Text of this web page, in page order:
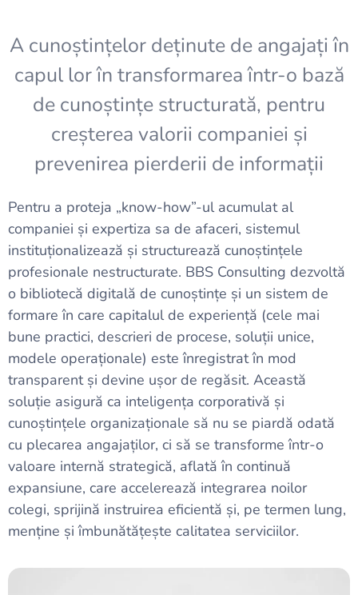
A cunoștințelor deținute de angajați în
capul lor în transformarea într-o bază
de cunoștințe structurată, pentru
creșterea valorii companiei și
prevenirea pierderii de informații
Pentru a proteja „know-how”-ul acumulat al
companiei și expertiza sa de afaceri, sistemul
instituționalizează și structurează cunoștințele
profesionale nestructurate. BBS Consulting dezvoltă
o bibliotecă digitală de cunoștințe și un sistem de
formare în care capitalul de experiență (cele mai
bune practici, descrieri de procese, soluții unice,
modele operaționale) este înregistrat în mod
transparent și devine ușor de regăsit. Această
soluție asigură ca inteligența corporativă și
cunoștințele organizaționale să nu se piardă odată
cu plecarea angajaților, ci să se transforme într-o
valoare internă strategică, aflată în continuă
expansiune, care accelerează integrarea noilor
colegi, sprijină instruirea eficientă și, pe termen lung,
menține și îmbunătățește calitatea serviciilor.